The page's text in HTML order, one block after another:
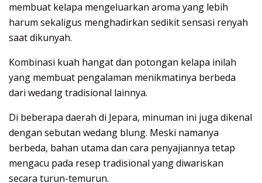
membuat kelapa mengeluarkan aroma yang lebih
harum sekaligus menghadirkan sedikit sensasi renyah
saat dikunyah.
Kombinasi kuah hangat dan potongan kelapa inilah
yang membuat pengalaman menikmatinya berbeda
dari wedang tradisional lainnya.
Di beberapa daerah di Jepara, minuman ini juga dikenal
dengan sebutan wedang blung. Meski namanya
berbeda, bahan utama dan cara penyajiannya tetap
mengacu pada resep tradisional yang diwariskan
secara turun-temurun.